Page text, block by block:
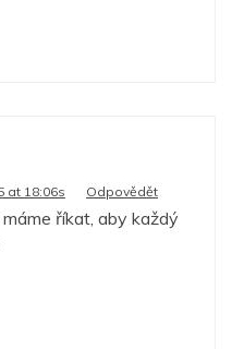
at 18:06s Odpovědět
říkat, aby každý